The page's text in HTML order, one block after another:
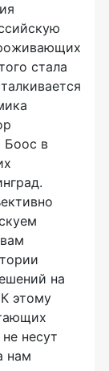
стала
Боос в
на
этому
несут
нам